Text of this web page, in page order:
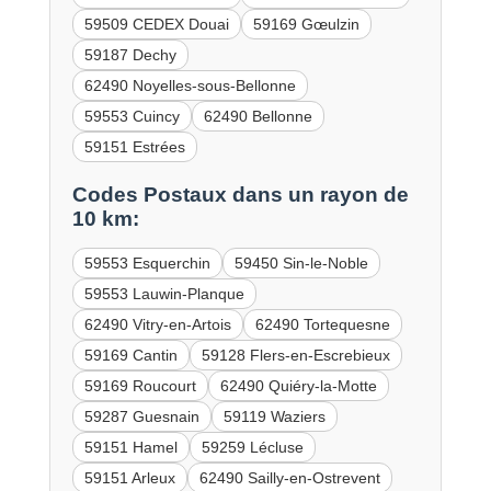
59509 CEDEX Douai
59169 Gœulzin
59187 Dechy
62490 Noyelles-sous-Bellonne
59553 Cuincy
62490 Bellonne
59151 Estrées
Codes Postaux dans un rayon de
10 km:
59553 Esquerchin
59450 Sin-le-Noble
59553 Lauwin-Planque
62490 Vitry-en-Artois
62490 Tortequesne
59169 Cantin
59128 Flers-en-Escrebieux
59169 Roucourt
62490 Quiéry-la-Motte
59287 Guesnain
59119 Waziers
59151 Hamel
59259 Lécluse
59151 Arleux
62490 Sailly-en-Ostrevent